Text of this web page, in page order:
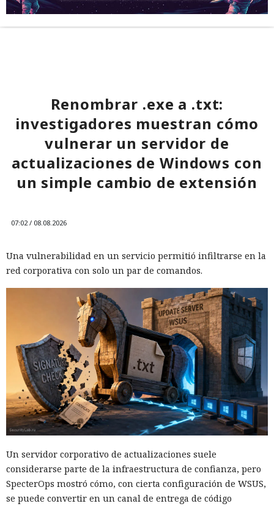
Renombrar .exe a .txt:
investigadores muestran cómo
vulnerar un servidor de
actualizaciones de Windows con
un simple cambio de extensión
07:02 / 08.08.2026
Una vulnerabilidad en un servicio permitió infiltrarse en la
red corporativa con solo un par de comandos.
Un servidor corporativo de actualizaciones suele
considerarse parte de la infraestructura de confianza, pero
SpecterOps mostró cómo, con cierta configuración de WSUS,
se puede convertir en un canal de entrega de código